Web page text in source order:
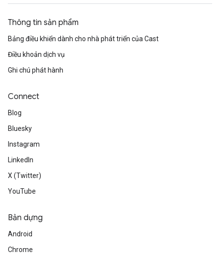
Thông tin sản phẩm
Bảng điều khiển dành cho nhà phát triển của Cast
Điều khoản dịch vụ
Ghi chú phát hành
Connect
Blog
Bluesky
Instagram
LinkedIn
X (Twitter)
YouTube
Bản dựng
Android
Chrome